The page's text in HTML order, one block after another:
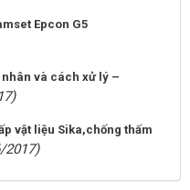
Epcon G5
và cách xử lý –
vật liệu Sika,chống thấm
2017)